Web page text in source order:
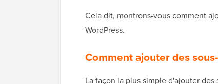
Cela dit, montrons-vous comment
WordPress.
Comment ajouter des
La façon la plus simple d'ajouter des